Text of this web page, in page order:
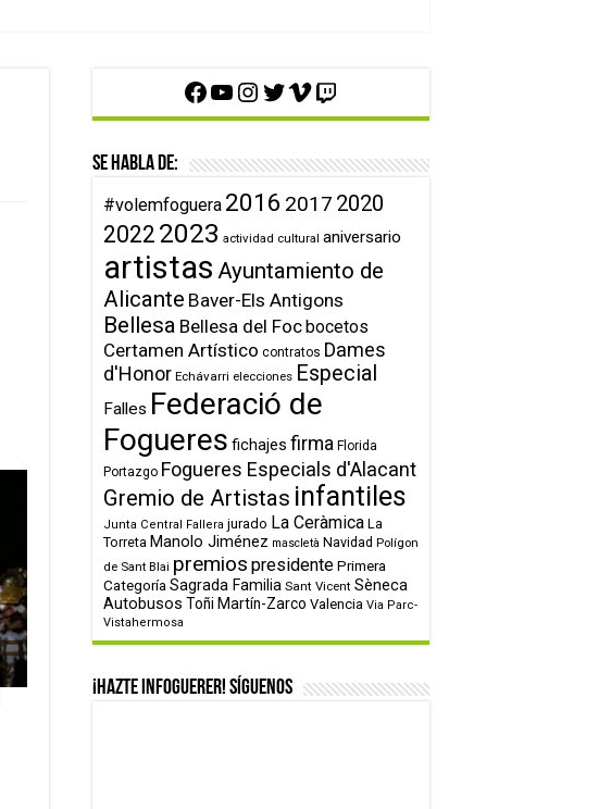
Facebook
YouTube
Instagram
Twitter
VimeoTwitch
Se habla de:
#volemfoguera 2016 2017 2020
2022 2023 actividad cultural aniversario
artistas Ayuntamiento de
Alicante Baver-Els Antigons
Bellesa Bellesa del Focbocetos
Certamen Artístico contratos Dames
d'Honor Echávarri elecciones Especial
Falles Federació de
Fogueres fichajes firma Florida
Portazgo Fogueres Especials d'Alacant
Gremio de Artistas infantiles
Junta Central Fallera jurado La Ceràmica La
Torreta Manolo Jiménez mascletà Navidad Polígon
de Sant Blai premios presidentePrimera
Categoría Sagrada Familia Sant Vicent Sèneca
Autobusos Toñi Martín-Zarco Valencia Via Parc-
Vistahermosa
¡Hazte infoguerer! Síguenos